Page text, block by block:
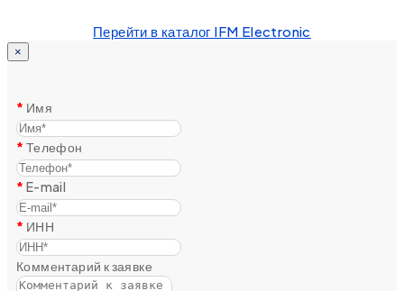
Перейти в каталог IFM Electronic
×
Имя
Телефон
E-mail
ИНН
Комментарий к заявке